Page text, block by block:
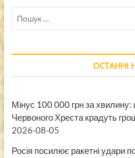
ОСТАННІ
Мінус 100 000 грн за хвилину:
Червоного Хреста крадуть
2026-08-05
Росія посилює ракетні удари